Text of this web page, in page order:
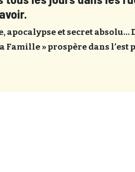
apocalypse et secret absolu…
Famille » prospère dans l’est